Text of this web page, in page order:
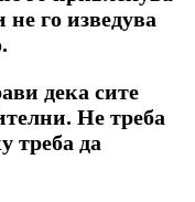
го изведува
дека сите
Не треба
треба да